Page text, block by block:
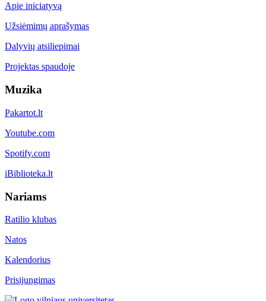
Apie iniciatyvą
Užsiėmimų aprašymas
Dalyvių atsiliepimai
Projektas spaudoje
Muzika
Pakartot.lt
Youtube.com
Spotify.com
iBiblioteka.lt
Nariams
Ratilio klubas
Natos
Kalendorius
Prisijungimas